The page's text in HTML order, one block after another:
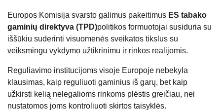
Europos Komisija svarsto galimus pakeitimus ES tabako
gaminių direktyva (TPD)politikos formuotojai susiduria su
iššūkiu suderinti visuomenės sveikatos tikslus su
veiksmingu vykdymo užtikrinimu ir rinkos realijomis.
Reguliavimo institucijoms visoje Europoje nebekyla
klausimas, kaip reguliuoti gaminius iš garų, bet kaip
užkirsti kelią nelegalioms rinkoms plėstis greičiau, nei
nustatomos joms kontroliuoti skirtos taisyklės.